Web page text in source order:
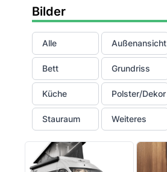
Bilder
Alle Außenansicht
Bett Grundriss
Küche Polster/Dekor
Stauraum Weiteres